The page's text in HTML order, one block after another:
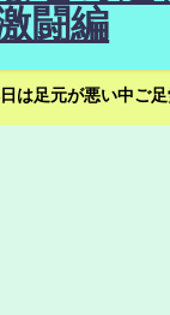
闘編
足元が悪い中ご足